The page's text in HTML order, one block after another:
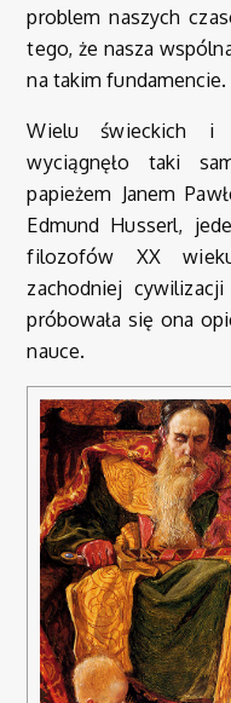
problem naszych
tego, że nasza
na takim fundamencie.
Wielu świeckich i
wyciągnęło taki
papieżem Janem
Edmund Husserl,
filozofów XX
zachodniej
próbowała się ona
nauce.